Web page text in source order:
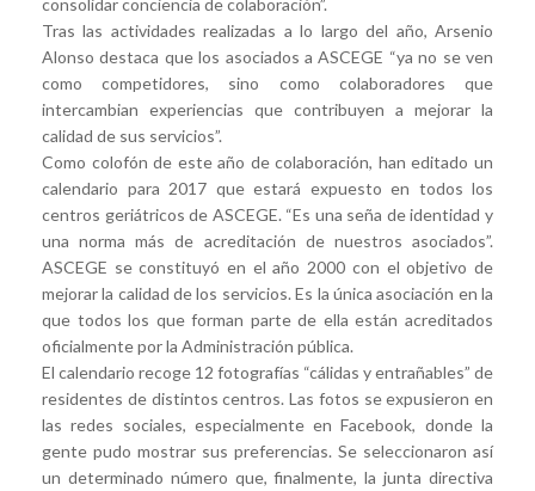
Tras las actividades realizadas a lo largo del año, Arsenio
Alonso destaca que los asociados a ASCEGE “ya no se ven
como competidores, sino como colaboradores que
intercambian experiencias que contribuyen a mejorar la
calidad de sus servicios”.
Como colofón de este año de colaboración, han editado un
calendario para 2017 que estará expuesto en todos los
centros geriátricos de ASCEGE. “Es una seña de identidad y
una norma más de acreditación de nuestros asociados”.
ASCEGE se constituyó en el año 2000 con el objetivo de
mejorar la calidad de los servicios. Es la única asociación en la
que todos los que forman parte de ella están acreditados
oficialmente por la Administración pública.
El calendario recoge 12 fotografías “cálidas y entrañables” de
residentes de distintos centros. Las fotos se expusieron en
las redes sociales, especialmente en Facebook, donde la
gente pudo mostrar sus preferencias. Se seleccionaron así
un determinado número que, finalmente, la junta directiva